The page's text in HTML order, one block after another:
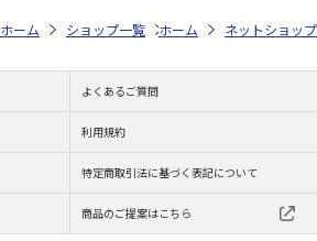
スポーツ・スポーツ選手 NPB（日本野球機構）
ホーム ショップ一覧 レッツ 26SNOOPY
ホーム ネットショップ
よくあるご質問
利用規約
特定商取引法に基づく表記について
商品のご提案はこちら